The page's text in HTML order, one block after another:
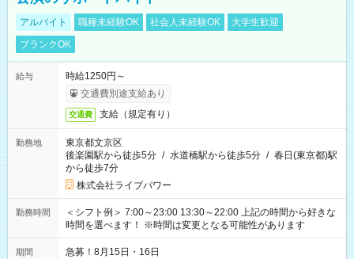
アルバイト 職種未経験OK 社会人未経験OK
大学生歓迎
ブランクOK
給与
時給1250円～
交通費別途支給あり
交通費 支給（規定有り）
勤務地
東京都文京区
後楽園駅から徒歩5分 / 水道橋駅から徒歩5分 / 春日(東京都)駅
から徒歩7分
株式会社ライブパワー
勤務時間
＜シフト例＞ 7:00～23:00 13:30～22:00 上記の時間から好きな
時間を選べます！ ※時間は変更となる可能性があります
期間 急募！8月15日・16日